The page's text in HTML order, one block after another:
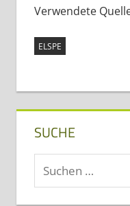
Verwendete
ELSPE
SUCHE
Suchen
nach: